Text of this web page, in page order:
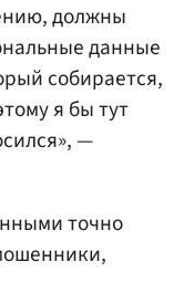
должны
данные
собирается,
я бы тут
—
точно